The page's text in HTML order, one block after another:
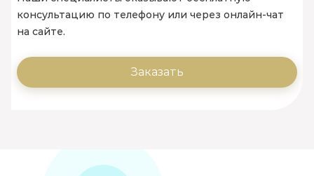
консультацию по телефону или через онлайн-чат
на сайте.
Заказать